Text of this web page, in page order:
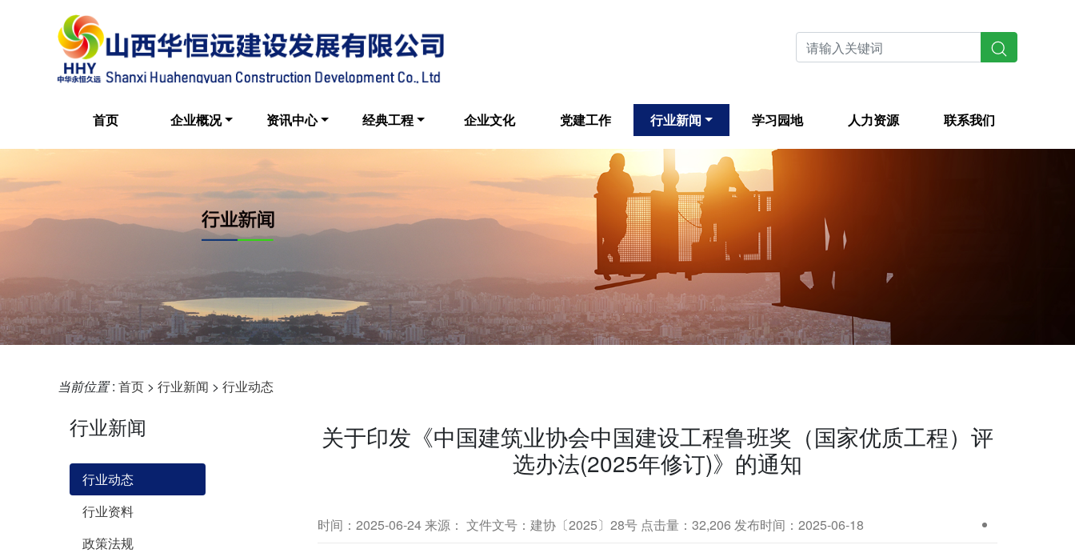
首页 企业概况 资讯中心 经典工程 企业文化 党建工作 行业新闻 学习园地 人力资源 联系我们
当前位置: 首页 > 行业新闻 > 行业动态
行业新闻
行业动态
行业资料
政策法规
关于印发《中国建筑业协会中国建设工程鲁班奖（国家优质工程）评
选办法(2025年修订)》的通知
时间：2025-06-24来源： 文件文号：建协〔2025〕28号 点击量：32,206 发布时间：2025-06-18